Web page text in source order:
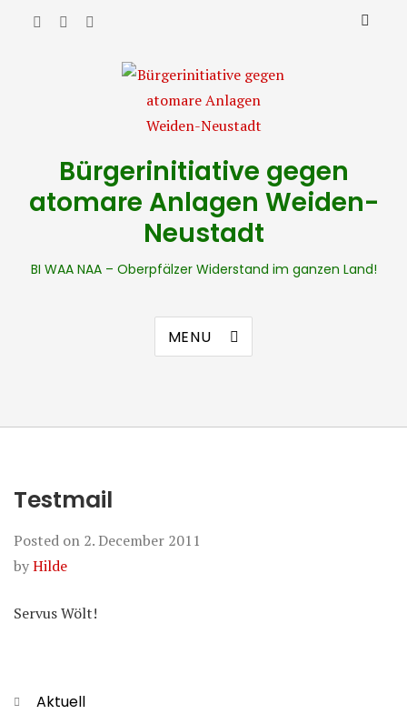
Bürgerinitiative gegen
atomare Anlagen Weiden-
Neustadt
BI WAA NAA – Oberpfälzer Widerstand im ganzen Land!
MENU
Testmail
Posted on 2. December 2011
byHilde
Servus Wölt!
Categories
Aktuell